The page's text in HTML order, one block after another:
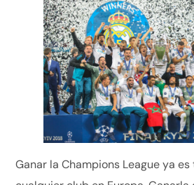
Ganar la Champions League ya